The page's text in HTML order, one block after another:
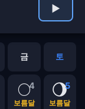
▶
금 토
4
🌕
보름달
5
🌖
보름달